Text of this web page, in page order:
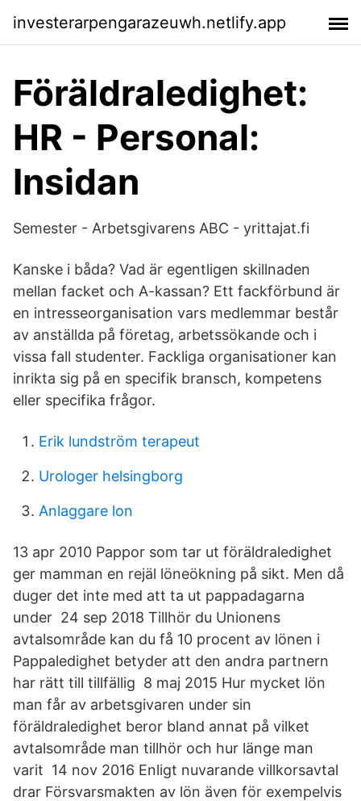
investerarpengarazeuwh.netlify.app
Föräldraledighet:
HR - Personal:
Insidan
Semester - Arbetsgivarens ABC - yrittajat.fi
Kanske i båda? Vad är egentligen skillnaden
mellan facket och A-kassan? Ett fackförbund är
en intresseorganisation vars medlemmar består
av anställda på företag, arbetssökande och i
vissa fall studenter. Fackliga organisationer kan
inrikta sig på en specifik bransch, kompetens
eller specifika frågor.
Erik lundström terapeut
Urologer helsingborg
Anlaggare lon
13 apr 2010 Pappor som tar ut föräldraledighet
ger mamman en rejäl löneökning på sikt. Men då
duger det inte med att ta ut pappadagarna
under 24 sep 2018 Tillhör du Unionens
avtalsområde kan du få 10 procent av lönen i
Pappaledighet betyder att den andra partnern
har rätt till tillfällig 8 maj 2015 Hur mycket lön
man får av arbetsgivaren under sin
föräldraledighet beror bland annat på vilket
avtalsområde man tillhör och hur länge man
varit 14 nov 2016 Enligt nuvarande villkorsavtal
drar Försvarsmakten av lön även för exempelvis